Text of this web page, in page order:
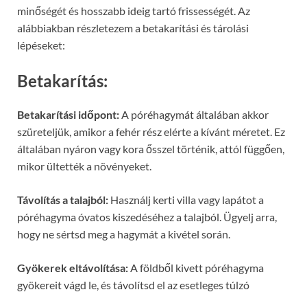
minőségét és hosszabb ideig tartó frissességét. Az
alábbiakban részletezem a betakarítási és tárolási
lépéseket:
Betakarítás:
Betakarítási időpont:A póréhagymát általában akkor
szüreteljük, amikor a fehér rész elérte a kívánt méretet. Ez
általában nyáron vagy kora ősszel történik, attól függően,
mikor ültették a növényeket.
Távolítás a talajból: Használj kerti villa vagy lapátot a
póréhagyma óvatos kiszedéséhez a talajból. Ügyelj arra,
hogy ne sértsd meg a hagymát a kivétel során.
Gyökerek eltávolítása:A földből kivett póréhagyma
gyökereit vágd le, és távolítsd el az esetleges túlzó